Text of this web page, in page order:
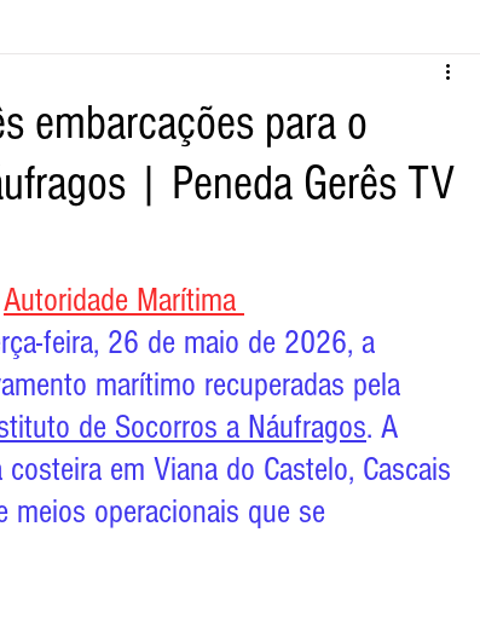
Verde Braga Barcelos Regional Nacional
embarcações para o
| Peneda Gerês TV
Autoridade Marítima
feira, 26 de maio de 2026, a
marítimo recuperadas pela
de Socorros a Náufragos. A
em Viana do Castelo, Cascais
meios operacionais que se